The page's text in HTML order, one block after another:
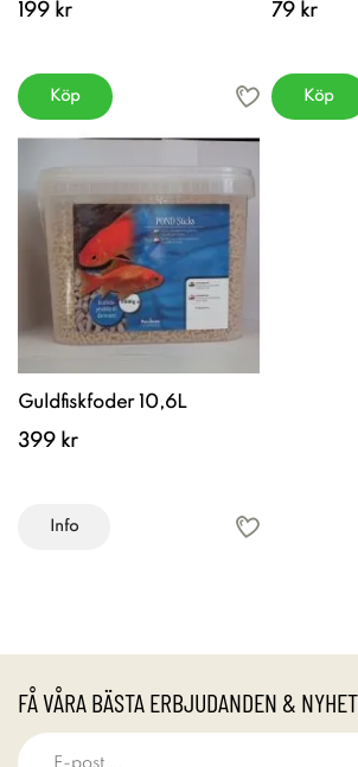
199 kr
Köp
79 kr
Köp
Guldfiskfoder 10,6L
399 kr
Info
FÅ VÅRA BÄSTA ERBJUDANDEN &